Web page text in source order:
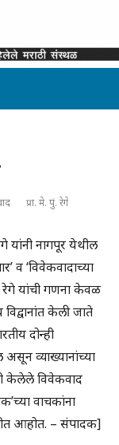
प्रा. मे. पुं. रेगे
यांनी नागपूर येथील
व ‘विवेकवादाच्या
रेगे यांची गणना केवळ
केली जाते
दोन्ही
असून व्याख्यानांच्या
केलेले विवेकवाद
वाचकांना
आहोत. – संपादक]